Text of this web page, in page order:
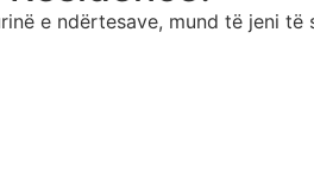
e ndërtesave, mund të jeni